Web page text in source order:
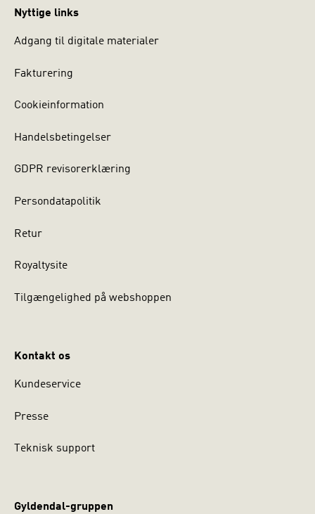
Nyttige links
Adgang til digitale materialer
Fakturering
Cookieinformation
Handelsbetingelser
GDPR revisorerklæring
Persondatapolitik
Retur
Royaltysite
Tilgængelighed på webshoppen
Kontakt os
Kundeservice
Presse
Teknisk support
Gyldendal-gruppen